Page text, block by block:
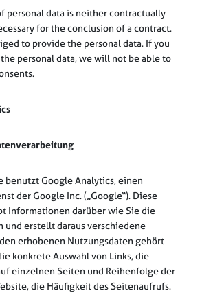
personal data is neither contractually
for the conclusion of a contract.
to provide the personal data. If you
personal data, we will not be able to
benutzt Google Analytics, einen
der Google Inc. („Google“). Diese
Informationen darüber wie Sie die
und erstellt daraus verschiedene
erhobenen Nutzungsdaten gehört
konkrete Auswahl von Links, die
einzelnen Seiten und Reihenfolge der
die Häufigkeit des Seitenaufrufs.